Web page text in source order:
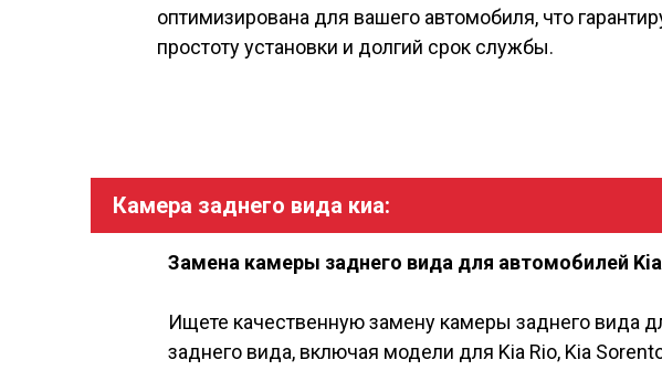
оптимизирована для вашего автомобиля, что
простоту установки и долгий срок службы.
Камера заднего вида киа:
Замена камеры заднего вида для автомобилей Kia
Ищете качественную замену камеры заднего вида
заднего вида, включая модели для Kia Rio, Kia